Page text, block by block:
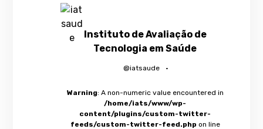
Instituto de Avaliação de
Tecnologia em Saúde
@iatsaude ·
Warning: A non-numeric value encountered in
/home/iats/www/wp-
content/plugins/custom-twitter-
feeds/custom-twitter-feed.php on line